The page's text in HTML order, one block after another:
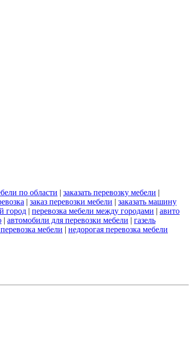
по области | заказать перевозку мебели |
| заказ перевозки мебели | заказать машину
город | перевозка мебели между городами | авито
| автомобили для перевозки мебели | газель
мебели | недорогая перевозка мебели